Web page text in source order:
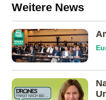
Weitere News